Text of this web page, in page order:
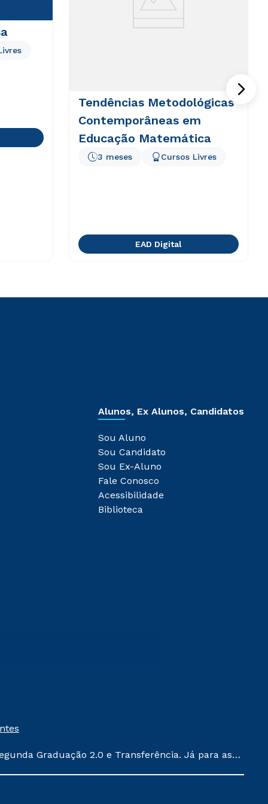
Tendências Metodológicas
Contemporâneas em
Educação Matemática
3 meses Cursos Livres
EAD Digital
Alunos, Ex Alunos, Candidatos
Sou Aluno
Sou Candidato
Sou Ex-Aluno
Fale Conosco
Acessibilidade
Biblioteca
Graduação 2.0 e Transferência. Já para as